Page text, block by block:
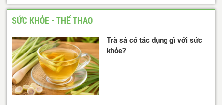
SỨC KHỎE - THỂ THAO
Trà sả có tác dụng gì với sức
khỏe?